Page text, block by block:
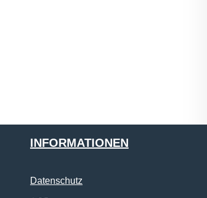
INFORMATIONEN
Datenschutz